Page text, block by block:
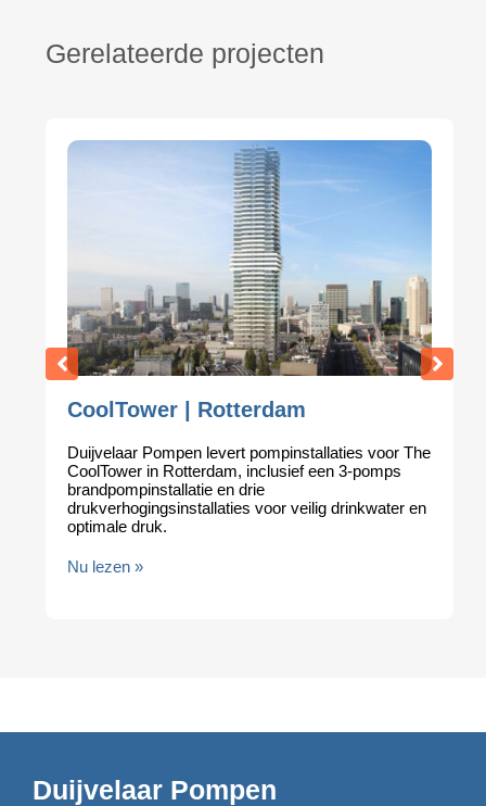
Gerelateerde projecten
CoolTower | Rotterdam
Duijvelaar Pompen levert pompinstallaties voor The
CoolTower in Rotterdam, inclusief een 3-pomps
brandpompinstallatie en drie
drukverhogingsinstallaties voor veilig drinkwater en
optimale druk.
Nu lezen »
Duijvelaar Pompen